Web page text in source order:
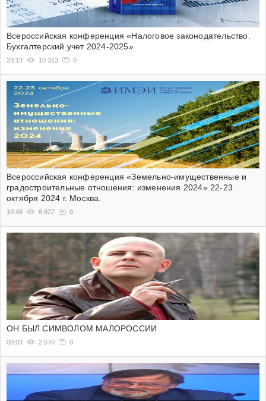
Всероссийская конференция «Налоговое законодательство.
Бухгалтерский учет 2024-2025»
23:13 10 313 0
Всероссийская конференция «Земельно-имущественные и
градостроительные отношения: изменения 2024» 22-23
октября 2024 г. Москва.
10:48 6 827 0
ОН БЫЛ СИМВОЛОМ МАЛОРОССИИ
00:03 2 570 0